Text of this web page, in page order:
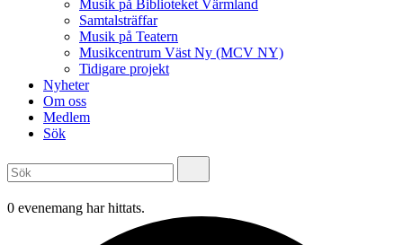
Musik på Biblioteket Värmland
Samtalsträffar
Musik på Teatern
Musikcentrum Väst Ny (MCV NY)
Tidigare projekt
Nyheter
Om oss
Medlem
Sök
0 evenemang har hittats.